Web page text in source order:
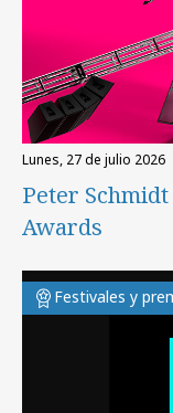
lunes, 27 de julio 2026
Peter
Awards
Festivales y